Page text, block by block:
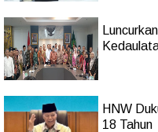
HNW
18 Tahun